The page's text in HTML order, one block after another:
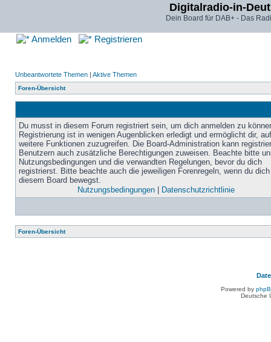
Digitalradio-in-
Dein Board für DAB+ - Das
Anmelden Registrieren
Unbeantwortete Themen | Aktive Themen
Foren-Übersicht
Du musst in diesem Forum registriert sein, um dich anmelden zu
Registrierung ist in wenigen Augenblicken erledigt und ermöglicht dir, auf
weitere Funktionen zuzugreifen. Die Board-Administration kann
Benutzern auch zusätzliche Berechtigungen zuweisen. Beachte bitte
Nutzungsbedingungen und die verwandten Regelungen, bevor du dich
registrierst. Bitte beachte auch die jeweiligen Forenregeln, wenn du
diesem Board bewegst.
Nutzungsbedingungen| Datenschutzrichtlinie
Foren-Übersicht
Powered by
Deutsche